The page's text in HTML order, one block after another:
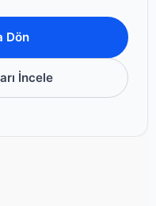
Dön
İncele